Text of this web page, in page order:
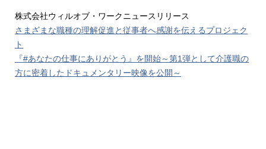
株式会社ウィルオブ・ワークニュースリリース
さまざまな職種の理解促進と従事者へ感謝を伝えるプロジェク
ト
『#あなたの仕事にありがとう』を開始～第1弾として介護職の
方に密着したドキュメンタリー映像を公開～